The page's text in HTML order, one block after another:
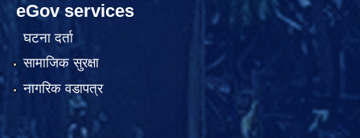
eGov services
घटना दर्ता
सामाजिक सुरक्षा
नागरिक वडापत्र